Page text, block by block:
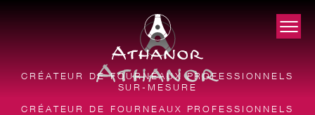
CRÉATEUR DE FOURNEAUX PROFESSIONNELS
SUR-MESURE
CRÉATEUR DE FOURNEAUX PROFESSIONNELS